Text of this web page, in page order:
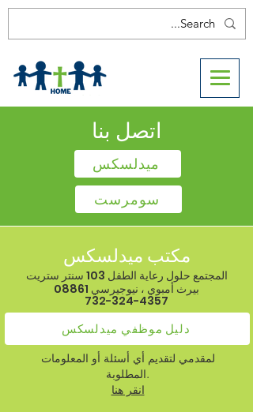
اتصل بنا
ميدلسكس
سومرست
مكتب ميدلسكس
المجتمع حلول رعاية الطفل 103 سنتر ستريت
بيرث أمبوي ، نيوجيرسي 08861
732-324-4357
دليل موظفي ميدلسكس
لمقدمي لتقديم أي أسئلة أو المعلومات
المطلوبة.
انقر هنا